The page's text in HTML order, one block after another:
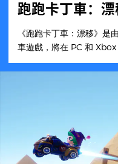
跑跑卡丁車：漂
《跑跑卡丁車：漂移》
車遊戲，將在 PC 和 Xbox